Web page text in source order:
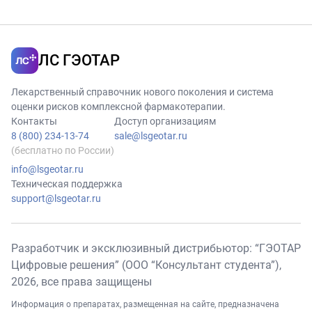
лекарственных
реакций.
Алпростадил
агрегации
тромбоцитов,
следует
проявлять
у пациентов,
принимающих
ингибиторы
ЛС ГЭОТАР
Лекарственный справочник нового поколения и система
оценки рисков комплексной фармакотерапии.
Контакты
8 (800) 234-13-74
(бесплатно по России)
info@lsgeotar.ru
Доступ организациям
sale@lsgeotar.ru
Техническая поддержка
support@lsgeotar.ru
Разработчик и эксклюзивный дистрибьютор: “ГЭОТАР
Цифровые решения” (ООО “Консультант студента”),
2026, все права защищены
Информация о препаратах, размещенная на сайте, предназначена